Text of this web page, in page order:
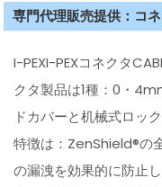
専門代理販売提供：コ
I-PEXI-PEXコネクタ
クタ製品は1種：0・
ドカバーと机械式ロッ
特徴は：ZenShield®の
の漏洩を効果的に防止